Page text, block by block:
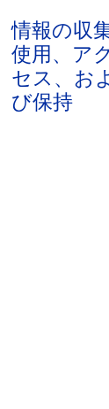
情報の収集
使用、アク
セス、お
び保持